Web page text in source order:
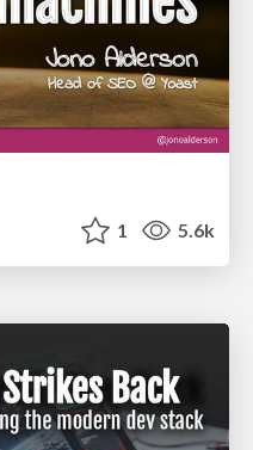
1 5.6k